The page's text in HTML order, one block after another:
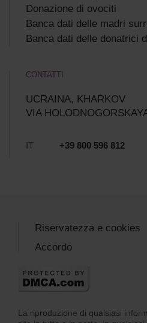
Donazione di ovociti
Banca dati delle madri
Banca dati delle donatrici
CONTATTI
UCRAINA, KHARKOV
VIA
IT +39 800 596 812
La riproduzione di qualsiasi
Riservatezza e cookies
Accordo